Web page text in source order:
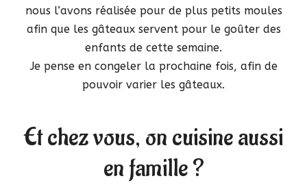
nous l’avons réalisée pour de plus petits moules
afin que les gâteaux servent pour le goûter des
enfants de cette semaine.
Je pense en congeler la prochaine fois, afin de
pouvoir varier les gâteaux.
Et chez vous, on cuisine aussi
en famille ?